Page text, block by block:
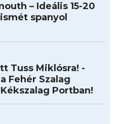
– Ideális 15-20
spanyol
Tuss Miklósra! -
Fehér Szalag
Portban!